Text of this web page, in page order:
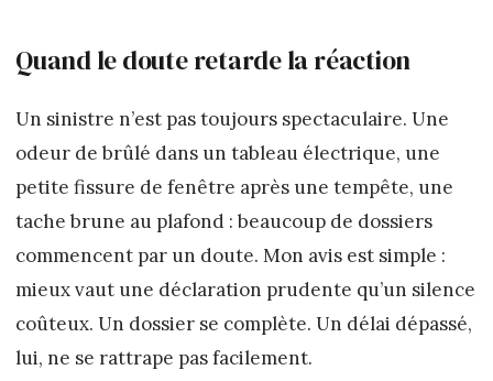
Quand le doute retarde la réaction
Un sinistre n’est pas toujours spectaculaire. Une
odeur de brûlé dans un tableau électrique, une
petite fissure de fenêtre après une tempête, une
tache brune au plafond : beaucoup de dossiers
commencent par un doute. Mon avis est simple :
mieux vaut une déclaration prudente qu’un silence
coûteux. Un dossier se complète. Un délai dépassé,
lui, ne se rattrape pas facilement.